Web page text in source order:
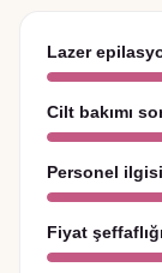
Lazer
Cilt bakımı
Personel ilgisi
Fiyat